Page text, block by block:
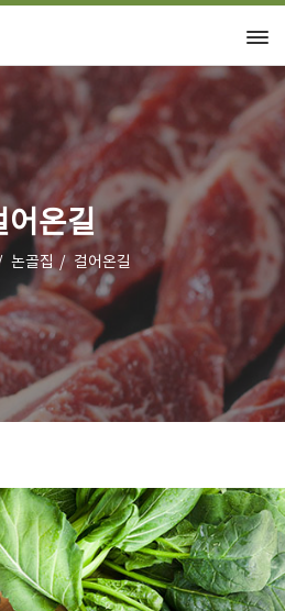
어온길
논골집 걸어온길